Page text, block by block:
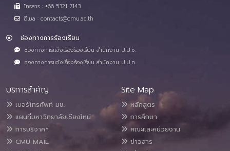
โทรสาร : +66 5321 7143
อีเมล : contacts@cmu.ac.th
ช่องทางการร้องเรียน
ช่องทางการแจ้งเรื่องร้องเรียน สำนักงาน ป.ป.ช.
ช่องทางการแจ้งเรื่องร้องเรียน สำนักงาน ป.ป.ท.
บริการสำคัญ
เบอร์โทรศัพท์ มช.
แผนที่มหาวิทยาลัยเชียงใหม่
การบริจาค*
CMU MAIL
Site Map
หลักสูตร
การศึกษา
คณะและหน่วยงาน
ข่าวสาร